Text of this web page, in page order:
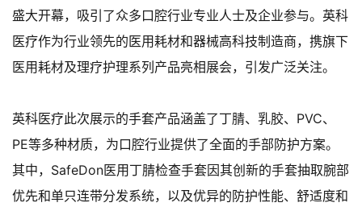
盛大开幕，吸引了众多口腔行业专业人士及企业参与。英科
医疗作为行业领先的医用耗材和器械高科技制造商，携旗下
医用耗材及理疗护理系列产品亮相展会，引发广泛关注。
英科医疗此次展示的手套产品涵盖了丁腈、乳胶、PVC、
PE等多种材质，为口腔行业提供了全面的手部防护方案。
其中，SafeDon医用丁腈检查手套因其创新的手套抽取腕部
优先和单只连带分发系统，以及优异的防护性能、舒适度和